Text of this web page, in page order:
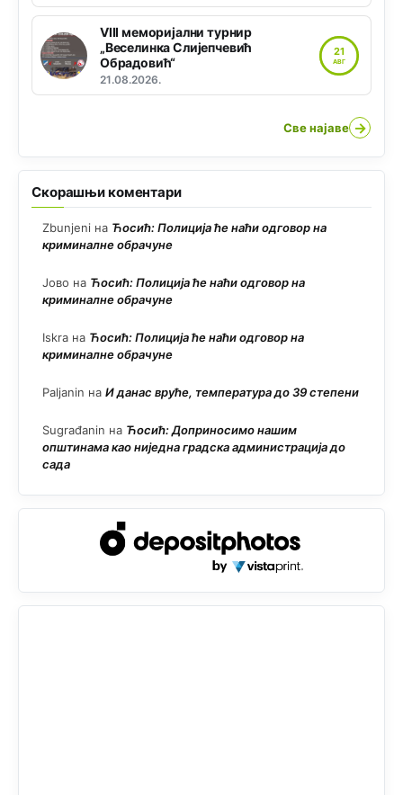
VIII меморијални турнир
„Веселинка Слијепчевић
Обрадовић“
21.08.2026.
21
АВГ
Све најаве →
Скорашњи коментари
Zbunjeni на Ћосић: Полиција ће наћи одговор на
криминалне обрачуне
Јово на Ћосић: Полиција ће наћи одговор на
криминалне обрачуне
Iskra на Ћосић: Полиција ће наћи одговор на
криминалне обрачуне
Paljanin на И данас вруће, температура до 39 степени
Sugrađanin на Ћосић: Доприносимо нашим
општинама као ниједна градска администрација до
сада